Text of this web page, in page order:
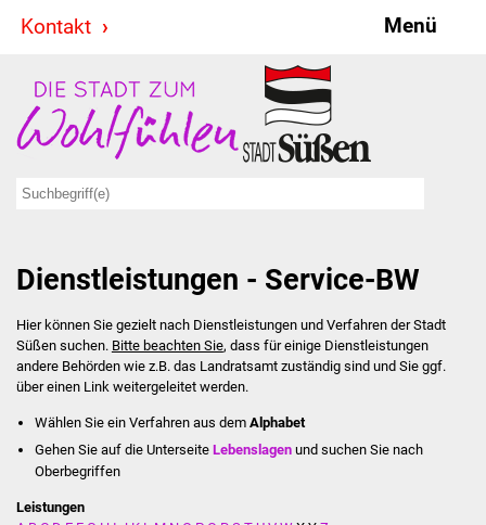
Kontakt Menü
Stadt & Politik
Bürgermeister
Ausschüsse
Ratsinformationssystem
Jugendbeirat
Summerrockfestival
Dienstleistungen - Service-BW
Hier können Sie gezielt nach Dienstleistungen und Verfahren der Stadt
Süßen suchen. Bitte beachten Sie, dass für einige Dienstleistungen
andere Behörden wie z.B. das Landratsamt zuständig sind und Sie ggf.
über einen Link weitergeleitet werden.
Wählen Sie ein Verfahren aus dem Alphabet
Gehen Sie auf die UnterseiteLebenslagen und suchen Sie nach
Oberbegriffen
Leistungen